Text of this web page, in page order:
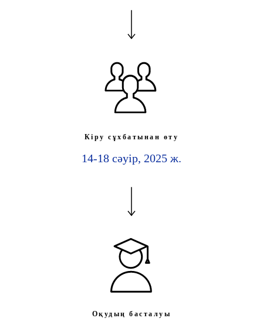
Кіру сұхбатынан өту
14-18 сәуір, 2025 ж.
Оқудың басталуы